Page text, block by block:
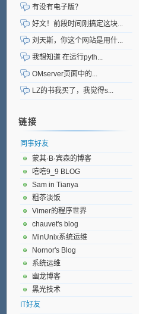
有没有电子版？
好文！前段时间刚搞定这块...
刘天斯，你这个网站是用什...
我想知道 在运行pyth...
OMserver页面中的...
LZ的书我买了，我觉得s...
链接
同事好友
蒙其·B·宾森的博客
嘻嘻9_9 BLOG
Sam in Tianya
粗苶淡饭
Vimer的程序世界
chauvet's blog
MinUnix系统运维
Nornor's Blog
系统运维
幽龙博客
黑光技术
IT好友